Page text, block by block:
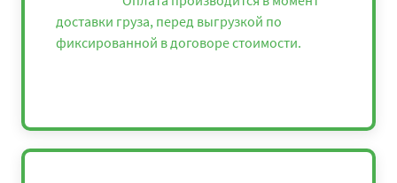
доставки груза, перед выгрузкой по
фиксированной в договоре стоимости.